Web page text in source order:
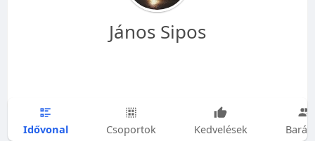
János Sipos
Idővonal Csoportok Kedvelések